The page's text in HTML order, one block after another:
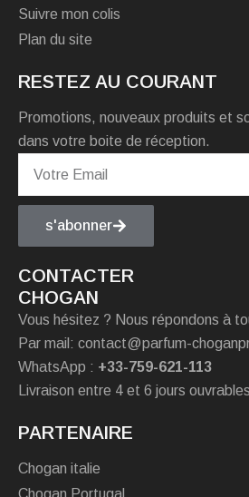
Suivre mon colis
Plan du site
RESTEZ AU COURANT
Promotions, nouveaux produits et
dans votre boite de réception.
s'abonner
CONTACTER
CHOGAN
Vous hésitez ? Nous répondons à
Par mail: contact@parfum-
WhatsApp : +33-759-621-113
Livraison entre 4 et 6 jours ouvrables
PARTENAIRE
Chogan italie